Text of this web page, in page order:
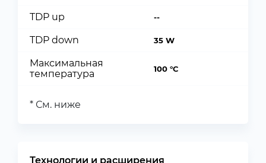
TDP up --
TDP down 35 W
Максимальная
температура
100 °C
* См. ниже
Технологии и расширения